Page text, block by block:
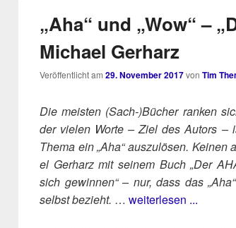
„Aha“ und „Wow“ –
Michael Gerharz
Veröffentlicht am 29. November 2017von Tim
Die meis­ten (Sach‑)​Bücher ran­ken
der vie­len Wor­te – Ziel des Autors –
The­ma ein „Aha“ aus­zu­lö­sen.
el Ger­harz mit sei­nem Buch „Der
sich gewin­nen“– nur, dass das
selbst bezieht. … weiterlesen ...